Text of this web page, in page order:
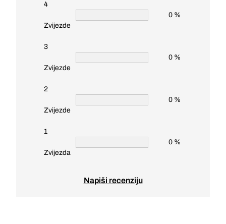
4
Zvijezde
0 %
3
Zvijezde
0 %
2
Zvijezde
0 %
1
Zvijezda
0 %
Napiši recenziju